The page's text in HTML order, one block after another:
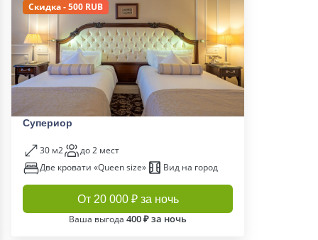
Скидка - 500 RUB
Супериор
30 м2
до 2 мест
Две кровати «Queen size»
Вид на город
От 20 000 ₽ за ночь
Ваша выгода 400 ₽ за ночь